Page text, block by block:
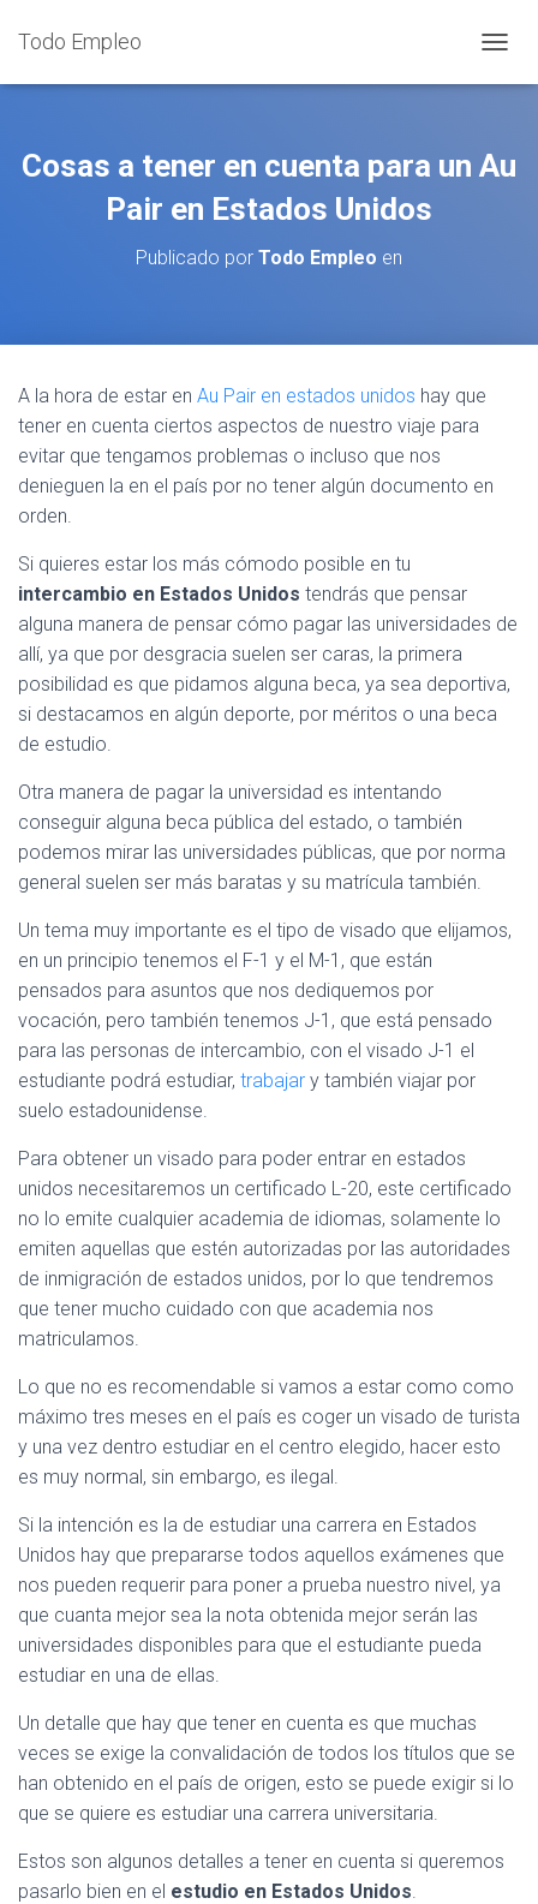
Todo Empleo
A
A
Cosas a tener en cuenta para un Au
Pair en Estados Unidos
Publicado por Todo Empleo en
A la hora de estar en Au Pair en estados unidos hay que
tener en cuenta ciertos aspectos de nuestro viaje para
evitar que tengamos problemas o incluso que nos
denieguen la en el país por no tener algún documento en
orden.
Si quieres estar los más cómodo posible en tu
intercambio en Estados Unidos tendrás que pensar
alguna manera de pensar cómo pagar las universidades de
allí, ya que por desgracia suelen ser caras, la primera
posibilidad es que pidamos alguna beca, ya sea deportiva,
si destacamos en algún deporte, por méritos o una beca
de estudio.
Otra manera de pagar la universidad es intentando
conseguir alguna beca pública del estado, o también
podemos mirar las universidades públicas, que por norma
general suelen ser más baratas y su matrícula también.
Un tema muy importante es el tipo de visado que elijamos,
en un principio tenemos el F-1 y el M-1, que están
pensados para asuntos que nos dediquemos por
vocación, pero también tenemos J-1, que está pensado
para las personas de intercambio, con el visado J-1 el
estudiante podrá estudiar, trabajar y también viajar por
suelo estadounidense.
Para obtener un visado para poder entrar en estados
unidos necesitaremos un certificado L-20, este certificado
no lo emite cualquier academia de idiomas, solamente lo
emiten aquellas que estén autorizadas por las autoridades
de inmigración de estados unidos, por lo que tendremos
que tener mucho cuidado con que academia nos
matriculamos.
Lo que no es recomendable si vamos a estar como como
máximo tres meses en el país es coger un visado de turista
y una vez dentro estudiar en el centro elegido, hacer esto
es muy normal, sin embargo, es ilegal.
Si la intención es la de estudiar una carrera en Estados
Unidos hay que prepararse todos aquellos exámenes que
nos pueden requerir para poner a prueba nuestro nivel, ya
que cuanta mejor sea la nota obtenida mejor serán las
universidades disponibles para que el estudiante pueda
estudiar en una de ellas.
Un detalle que hay que tener en cuenta es que muchas
veces se exige la convalidación de todos los títulos que se
han obtenido en el país de origen, esto se puede exigir si lo
que se quiere es estudiar una carrera universitaria.
Estos son algunos detalles a tener en cuenta si queremos
pasarlo bien en el estudio en Estados Unidos.